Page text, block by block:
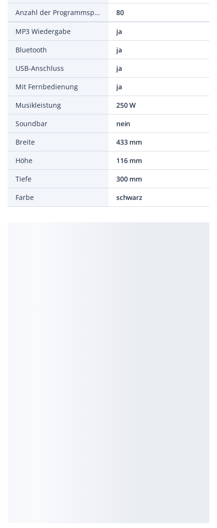
Anzahl der Programmspeicherplätze
80
MP3 Wiedergabe
ja
Bluetooth
ja
USB-Anschluss
ja
Mit Fernbedienung
ja
Musikleistung
250 W
Soundbar
nein
Breite
433 mm
Höhe
116 mm
Tiefe
300 mm
Farbe
schwarz